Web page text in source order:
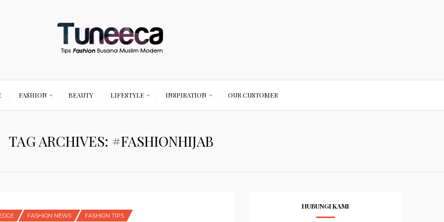
FASHION BEAUTY LIFESTYLE INSPIRATION OUR CUSTOMER
TAG ARCHIVES: #FASHIONHIJAB
FASHION NEWS FASHION TIPS
HUBUNGI KAMI